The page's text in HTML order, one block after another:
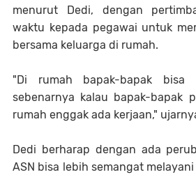
menurut Dedi, dengan
waktu kepada pegawai untuk
bersama keluarga di rumah.
"Di rumah bapak-bapak bisa
sebenarnya kalau bapak-bapak
rumah enggak ada kerjaan,"
Dedi berharap dengan ada
ASN bisa lebih semangat